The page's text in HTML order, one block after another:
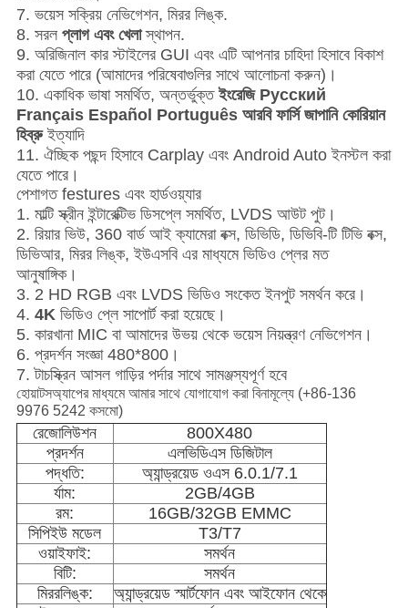
7. ভয়েস সক্রিয় নেভিগেশন, মিরর লিঙ্ক.
8. সরল প্লাগ এবং খেলাস্থাপন.
9. অরিজিনাল কার স্টাইলের GUI এবং এটি আপনার চাহিদা হিসাবে বিকাশ
করা যেতে পারে (আমাদের পরিষেবাগুলির সাথে আলোচনা করুন)।
10. একাধিক ভাষা সমর্থিত, অন্তর্ভুক্ত ইংরেজি Pусский
Français Español Português আরবি ফার্সি জাপানি কোরিয়ান
হিব্রুইত্যাদি
11. ঐচ্ছিক পছন্দ হিসাবে Carplay এবং Android Auto ইনস্টল করা
যেতে পারে।
পেশাগত festures এবং হার্ডওয়্যার
1. মাল্টি স্ক্রীন ইন্টারেক্টিভ ডিসপ্লে সমর্থিত, LVDS আউট পুট।
2. রিয়ার ভিউ, 360 বার্ড আই ক্যামেরা বক্স, ডিভিডি, ডিভিবি-টি টিভি বক্স,
ডিভিআর, মিরর লিঙ্ক, ইউএসবি এর মাধ্যমে ভিডিও প্লের মত
আনুষাঙ্গিক।
3. 2 HD RGB এবং LVDS ভিডিও সংকেত ইনপুট সমর্থন করে।
4. 4Kভিডিও প্লে সাপোর্ট করা হয়েছে।
5. কারখানা MIC বা আমাদের উভয় থেকে ভয়েস নিয়ন্ত্রণ নেভিগেশন।
6. প্রদর্শন সংজ্ঞা 480*800।
7. টাচস্ক্রিন আসল গাড়ির পর্দার সাথে সামঞ্জস্যপূর্ণ হবে
হোয়াটসঅ্যাপের মাধ্যমে আমার সাথে যোগাযোগ করা বিনামূল্যে (+86-136
9976 5242 কসমো)
রেজোলিউশন
800X480
প্রদর্শন
এলভিডিএস ডিজিটাল
পদ্ধতি:
অ্যান্ড্রয়েড ওএস 6.0.1/7.1
র্যাম:
2GB/4GB
রম:
16GB/32GB EMMC
সিপিইউ মডেল
T3/T7
ওয়াইফাই:
সমর্থন
বিটি:
সমর্থন
মিররলিঙ্ক:
অ্যান্ড্রয়েড স্মার্টফোন এবং আইফোন থেকে